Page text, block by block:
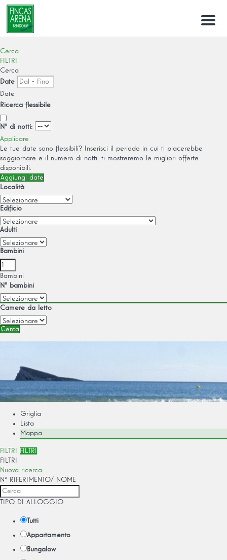
Menu
Cerca
FILTRI
Cerca
Date
Date
Ricerca flessibile
Nº di notti:
Applicare
Le tue date sono flessibili?
Inserisci il periodo in cui ti piacerebbe
soggiornare e il numero di notti, ti mostreremo le migliori offerte
disponibili.
Aggiungi date
Località
Edificio
Adulti
Bambini
Bambini
Nº bambini
Camere da letto
Cerca
Griglia
Lista
Mappa
FILTRI
FILTRI
FILTRI
Nuova ricerca
Nº RIFERIMENTO/ NOME
TIPO DI ALLOGGIO
Tutti
Appartamento
Bungalow